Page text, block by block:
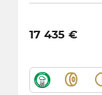
17 435 €